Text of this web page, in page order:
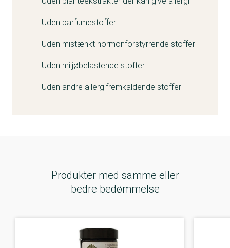
Uden parfumestoffer
Uden mistænkt hormonforstyrrende stoffer
Uden miljøbelastende stoffer
Uden andre allergifremkaldende stoffer
Produkter med samme eller
bedre bedømmelse